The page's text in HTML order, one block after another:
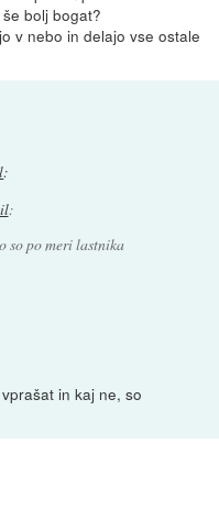
bolj bogat?
v nebo in delajo vse ostale
:
:
so po meri lastnika
in kaj ne, so